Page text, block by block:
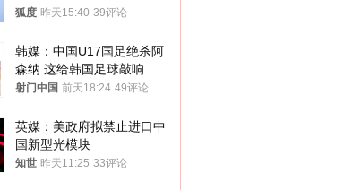
狐度 昨天15:40 39评论
韩媒：中国U17国足绝杀阿
森纳 这给韩国足球敲响了
警钟
射门中国 前天18:24 49评论
英媒：美政府拟禁止进口中
国新型光模块
知世 昨天11:25 33评论